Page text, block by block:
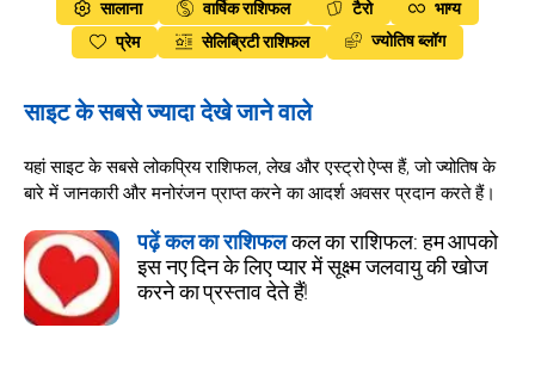
सालाना
वार्षिक राशिफल टैरो
भाग्य
प्रेम
सेलिब्रिटी राशिफल ज्योतिष ब्लॉग
साइट के सबसे ज्यादा देखे जाने वाले
यहां साइट के सबसे लोकप्रिय राशिफल, लेख और एस्ट्रो ऐप्स हैं, जो ज्योतिष के
बारे में जानकारी और मनोरंजन प्राप्त करने का आदर्श अवसर प्रदान करते हैं।
पढ़ें कल का राशिफलकल का राशिफल: हम आपको
इस नए दिन के लिए प्यार में सूक्ष्म जलवायु की खोज
करने का प्रस्ताव देते हैं!